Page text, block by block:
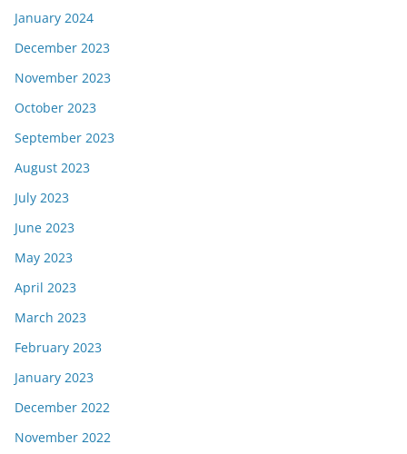
January 2024
December 2023
November 2023
October 2023
September 2023
August 2023
July 2023
June 2023
May 2023
April 2023
March 2023
February 2023
January 2023
December 2022
November 2022